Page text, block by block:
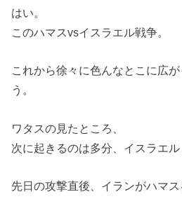
はい。
このハマスvsイスラエル戦争。
これから徐々に色んなとこに広
う。
ワタスの見たところ、
次に起きるのは多分、イスラエル
先日の攻撃直後、イランがハマス